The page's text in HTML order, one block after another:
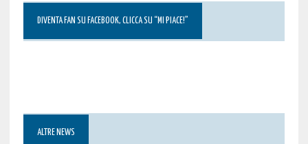
DIVENTA FAN SU FACEBOOK, CLICCA SU “MI PIACE!”
ALTRE NEWS